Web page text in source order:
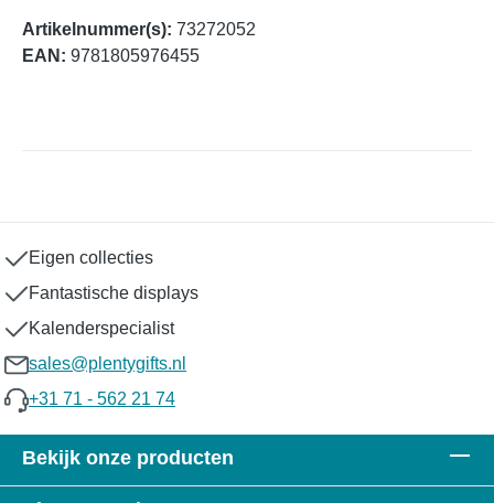
Artikelnummer(s): 73272052
EAN: 9781805976455
Eigen collecties
Fantastische displays
Kalenderspecialist
sales@plentygifts.nl
+31 71 - 562 21 74
Bekijk onze producten